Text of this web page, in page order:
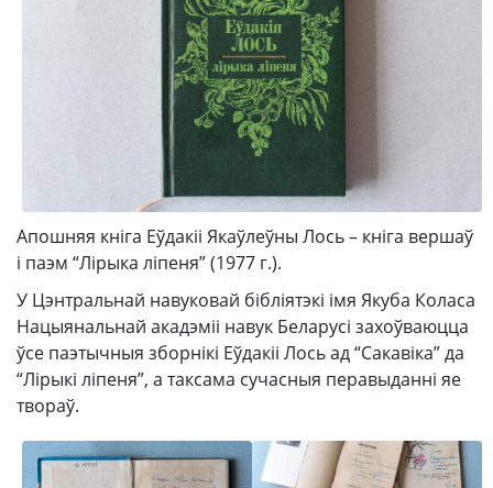
Апошняя кніга Еўдакіі Якаўлеўны Лось – кніга вершаў
і паэм “Лірыка ліпеня” (1977 г.).
У Цэнтральнай навуковай бібліятэкі імя Якуба Коласа
Нацыянальнай акадэміі навук Беларусі захоўваюцца
ўсе паэтычныя зборнікі Еўдакіі Лось ад “Сакавіка” да
“Лірыкі ліпеня”, а таксама сучасныя перавыданні яе
твораў.